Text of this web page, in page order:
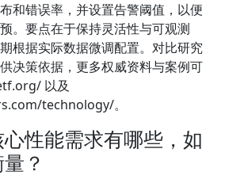
和错误率，并设置告警阈值，以便
。要点在于保持灵活性与可观测
根据实际数据微调配置。对比研究
决策依据，更多权威资料与案例可
以及
technology/。
性能需求有哪些，如
？